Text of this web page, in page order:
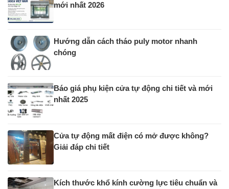
mới nhất 2026
Hướng dẫn cách tháo puly motor nhanh
chóng
Báo giá phụ kiện cửa tự động chi tiết và mới
nhất 2025
Cửa tự động mất điện có mở được không?
Giải đáp chi tiết
Kích thước khổ kính cường lực tiêu chuẩn và